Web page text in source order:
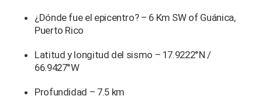
¿Dónde fue el epicentro? – 6 Km SW of Guánica,
Puerto Rico
Latitud y longitud del sismo – 17.9222°N /
66.9427°W
Profundidad – 7.5 km